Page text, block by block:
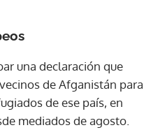
una declaración que
de Afganistán para
de ese país, en
mediados de agosto.